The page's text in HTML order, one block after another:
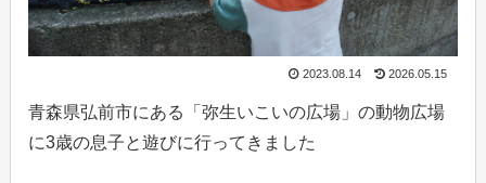
2023.08.14 2026.05.15
青森県弘前市にある「弥生いこいの広場」の動物広場
に3歳の息子と遊びに行ってきました